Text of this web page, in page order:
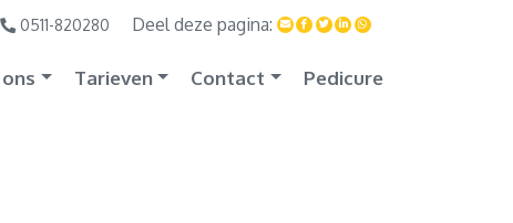
0511-820280
Tarieven Contact Pedicure